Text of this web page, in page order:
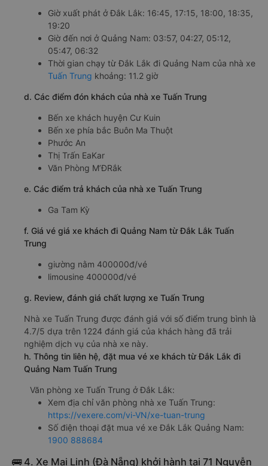
Giờ xuất phát ở Đắk Lắk: 16:45, 17:15, 18:00, 18:35,
19:20
Giờ đến nơi ở Quảng Nam: 03:57, 04:27, 05:12,
05:47, 06:32
Thời gian chạy từ Đắk Lắk đi Quảng Nam của nhà xe
Tuấn Trung khoảng: 11.2 giờ
d. Các điểm đón khách của nhà xe Tuấn Trung
Bến xe khách huyện Cư Kuin
Bến xe phía bắc Buôn Ma Thuột
Phước An
Thị Trấn EaKar
Văn Phòng M’ĐRắk
e. Các điểm trả khách của nhà xe Tuấn Trung
Ga Tam Kỳ
f. Giá vé giá xe khách đi Quảng Nam từ Đắk Lắk Tuấn
Trung
giường nằm 400000đ/vé
limousine 400000đ/vé
g. Review, đánh giá chất lượng xe Tuấn Trung
Nhà xe Tuấn Trung được đánh giá với số điểm trung bình là
4.7/5 dựa trên 1224 đánh giá của khách hàng đã trải
nghiệm dịch vụ của nhà xe này.
h. Thông tin liên hệ, đặt mua vé xe khách từ Đắk Lắk đi
Quảng Nam Tuấn Trung
Văn phòng xe Tuấn Trung ở Đắk Lắk:
Xem địa chỉ văn phòng nhà xe Tuấn Trung:
https://vexere.com/vi-VN/xe-tuan-trung
Số điện thoại đặt mua vé xe Đắk Lắk Quảng Nam:
1900 888684
🚌 4. Xe Mai Linh (Đà Nẵng) khởi hành tại 71 Nguyễn